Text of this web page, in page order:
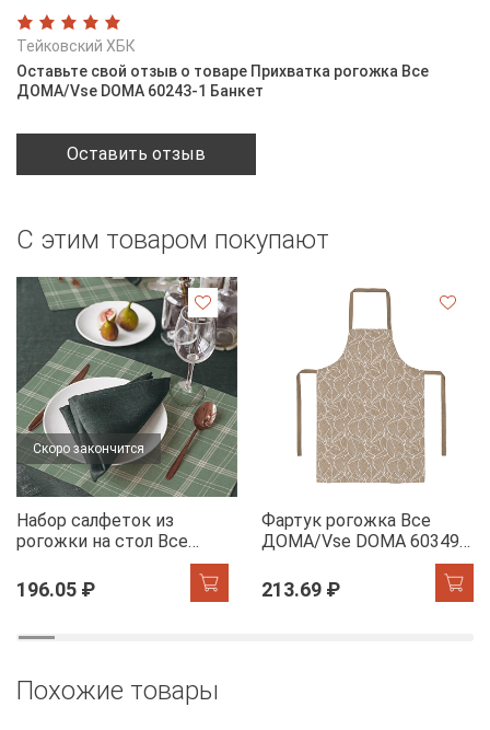
Тейковский ХБК
Оставьте свой отзыв о товаре Прихватка рогожка Все
ДОМА/Vse DOMA 60243-1 Банкет
Оставить отзыв
С этим товаром покупают
Скоро закончится
Набор салфеток из
рогожки на стол Все
ДОМА/Vse DOMA 60165-
1 Камилла
196.05 ₽
Фартук рогожка Все
ДОМА/Vse DOMA 60349-
213.69 ₽
Похожие товары